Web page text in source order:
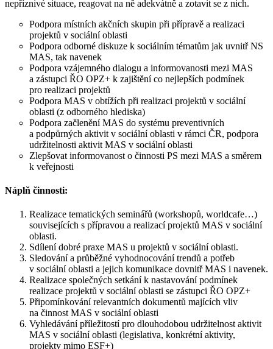
nepříznivé situace, reagovat na ně adekvátně a zotavit se z nich.
Podpora místních akčních skupin při přípravě a realizaci
projektů v sociální oblasti
Podpora odborné diskuze k sociálním tématům jak uvnitř NS
MAS, tak navenek
Podpora vzájemného dialogu a informovanosti mezi MAS
a zástupci ŘO OPZ+ k zajištění co nejlepších podmínek
pro realizaci projektů
Podpora MAS v obtížích při realizaci projektů v sociální
oblasti (z odborného hlediska)
Podpora začlenění MAS do systému preventivních
a podpůrných aktivit v sociální oblasti v rámci ČR, podpora
udržitelnosti aktivit MAS v sociální oblasti
Zlepšovat informovanost o činnosti PS mezi MAS a směrem
k veřejnosti
Náplň činnosti:
Realizace tematických seminářů (workshopů, worldcafe…)
souvisejících s přípravou a realizací projektů MAS v sociální
oblasti.
Sdílení dobré praxe MAS u projektů v sociální oblasti.
Sledování a průběžné vyhodnocování trendů a potřeb
v sociální oblasti a jejich komunikace dovnitř MAS i navenek.
Realizace společných setkání k nastavování podmínek
realizace projektů v sociální oblasti se zástupci ŘO OPZ+
Připomínkování relevantních dokumentů majících vliv
na činnost MAS v sociální oblasti
Vyhledávání příležitostí pro dlouhodobou udržitelnost aktivit
MAS v sociální oblasti (legislativa, konkrétní aktivity,
projekty mimo ESF+)